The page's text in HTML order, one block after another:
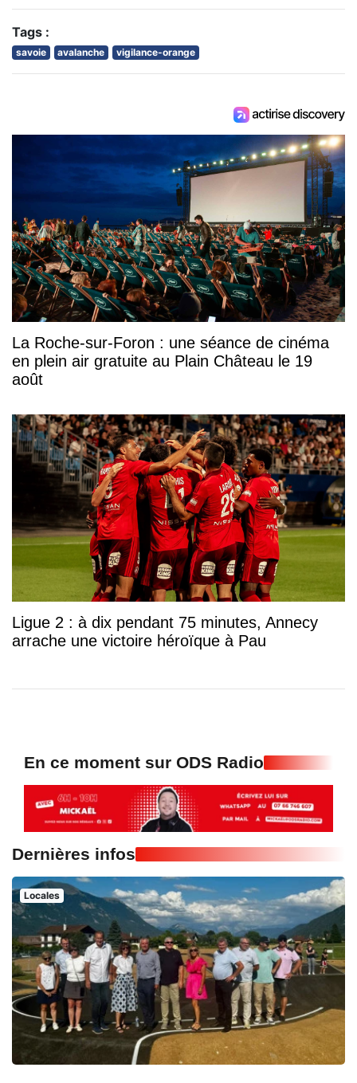
Tags :
savoie avalanche vigilance-orange
La Roche-sur-Foron : une séance de cinéma
en plein air gratuite au Plain Château le 19
août
Ligue 2 : à dix pendant 75 minutes, Annecy
arrache une victoire héroïque à Pau
En ce moment sur ODS Radio
Dernières infos
Locales